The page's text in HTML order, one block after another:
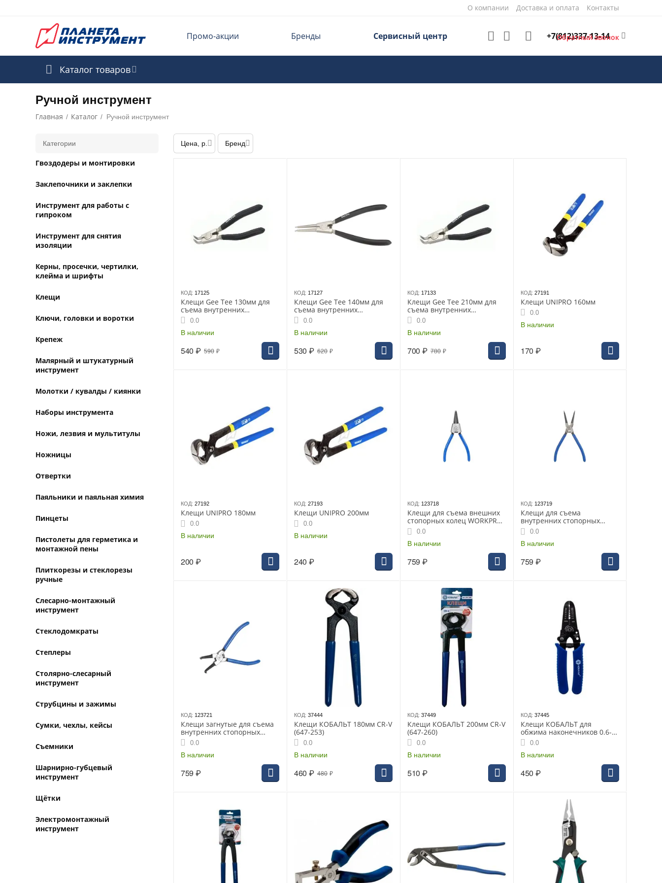
О компании Доставка и оплата Контакты
Промо-акции Бренды Сервисный центр +7(812)337-13-14
Обратный звонок
Каталог товаров
Ручной инструмент
Главная / Каталог / Ручной инструмент
Цена, р. Бренд
КОД: 17125
Клещи Gee Tee 130мм для
съема внутренних
стопорных колец изогнутые
0.0
В наличии
590 ₽
540 ₽
КОД: 17127
Клещи Gee Tee 140мм для
съема внутренних
стопорных колец прямые
0.0
В наличии
620 ₽
530 ₽
КОД: 17133
Клещи Gee Tee 210мм для
съема внутренних
стопорных колец изогнутые
0.0
В наличии
780 ₽
700 ₽
КОД: 27191
Клещи UNIPRO 160мм
0.0
В наличии
170 ₽
КОД: 27192
Клещи UNIPRO 180мм
0.0
В наличии
200 ₽
КОД: 27193
Клещи UNIPRO 200мм
0.0
В наличии
240 ₽
КОД: 123718
Клещи для съема внешних
стопорных колец WORKPRO
180мм
0.0
В наличии
759 ₽
КОД: 123719
Клещи для съема
внутренних стопорных
колец WORKPRO 180 мм
0.0
В наличии
759 ₽
КОД: 123721
Клещи загнутые для съема
внутренних стопорных
колец WORKPRO 180мм
0.0
В наличии
759 ₽
КОД: 37444
Клещи КОБАЛЬТ 180мм CR-V
(647-253)
0.0
В наличии
480 ₽
460 ₽
КОД: 37449
Клещи КОБАЛЬТ 200мм CR-V
(647-260)
0.0
В наличии
510 ₽
КОД: 37445
Клещи КОБАЛЬТ для
обжима наконечников 0.6-
2.6мм 170мм (1шт) блистер
(246-456)
0.0
В наличии
450 ₽
Категории
Гвоздодеры и монтировки
Заклепочники и заклепки
Инструмент для работы с
гипроком
Инструмент для снятия
изоляции
Керны, просечки, чертилки,
клейма и шрифты
Клещи
Ключи, головки и воротки
Крепеж
Малярный и штукатурный
инструмент
Молотки / кувалды / киянки
Наборы инструмента
Ножи, лезвия и мультитулы
Ножницы
Отвертки
Паяльники и паяльная химия
Пинцеты
Пистолеты для герметика и
монтажной пены
Плиткорезы и стеклорезы
ручные
Слесарно-монтажный
инструмент
Стеклодомкраты
Степлеры
Столярно-слесарный
инструмент
Струбцины и зажимы
Сумки, чехлы, кейсы
Съемники
Шарнирно-губцевый
инструмент
Щётки
Электромонтажный
инструмент